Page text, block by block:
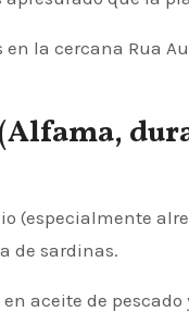
la cercana Rua
(especialmente
de sardinas.
aceite de pescado